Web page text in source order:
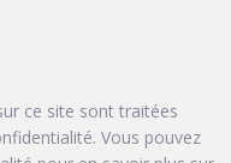
ce site sont traitées
Vous pouvez